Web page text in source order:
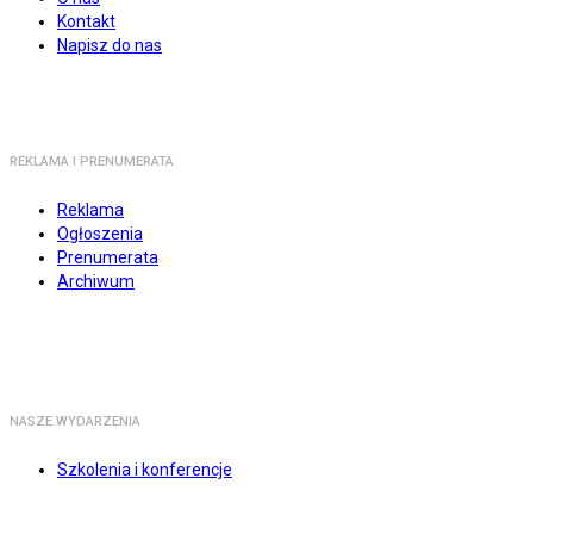
Kontakt
Napisz do nas
REKLAMA I PRENUMERATA
Reklama
Ogłoszenia
Prenumerata
Archiwum
NASZE WYDARZENIA
Szkolenia i konferencje